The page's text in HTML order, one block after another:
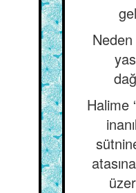
Neden
Halime